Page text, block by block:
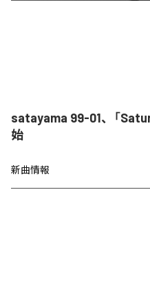
satayama 99-01、「
始
新曲情報